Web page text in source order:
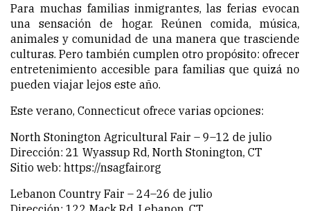
Para muchas familias inmigrantes, las ferias evocan
una sensación de hogar. Reúnen comida, música,
animales y comunidad de una manera que trasciende
culturas. Pero también cumplen otro propósito: ofrecer
entretenimiento accesible para familias que quizá no
pueden viajar lejos este año.
Este verano, Connecticut ofrece varias opciones:
North Stonington Agricultural Fair – 9–12 de julio
Dirección: 21 Wyassup Rd, North Stonington, CT
Sitio web: https://nsagfair.org
Lebanon Country Fair – 24–26 de julio